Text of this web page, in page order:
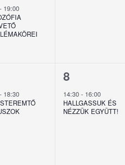
- 19:00
- 18:30
1
esemény,
8
14:30 - 16:00
HALLGASSUK ÉS
NÉZZÜK EGYÜTT!